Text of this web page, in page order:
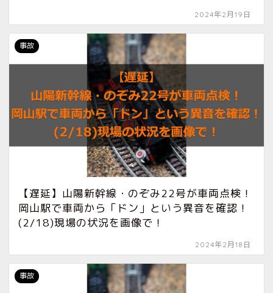
2024年2月19日
事故
【遅延】山陽新幹線・のぞみ22号が車両点検！
岡山駅で車両から「ドン」という異音を確認！
(2/18)現場の状況を画像で！
2024年2月18日
事故